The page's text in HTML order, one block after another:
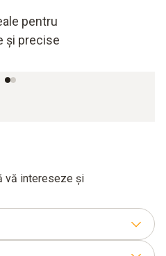
pentru
și precise
vă intereseze și